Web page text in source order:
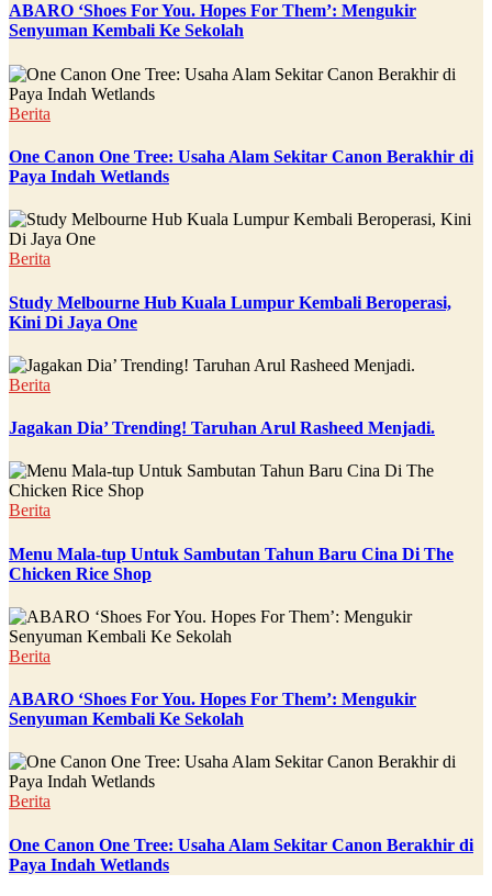
ABARO ‘Shoes For You. Hopes For Them’: Mengukir
Senyuman Kembali Ke Sekolah
Berita
One Canon One Tree: Usaha Alam Sekitar Canon Berakhir di
Paya Indah Wetlands
Berita
Study Melbourne Hub Kuala Lumpur Kembali Beroperasi,
Kini Di Jaya One
Berita
Jagakan Dia’ Trending! Taruhan Arul Rasheed Menjadi.
Berita
Menu Mala-tup Untuk Sambutan Tahun Baru Cina Di The
Chicken Rice Shop
Berita
ABARO ‘Shoes For You. Hopes For Them’: Mengukir
Senyuman Kembali Ke Sekolah
Berita
One Canon One Tree: Usaha Alam Sekitar Canon Berakhir di
Paya Indah Wetlands